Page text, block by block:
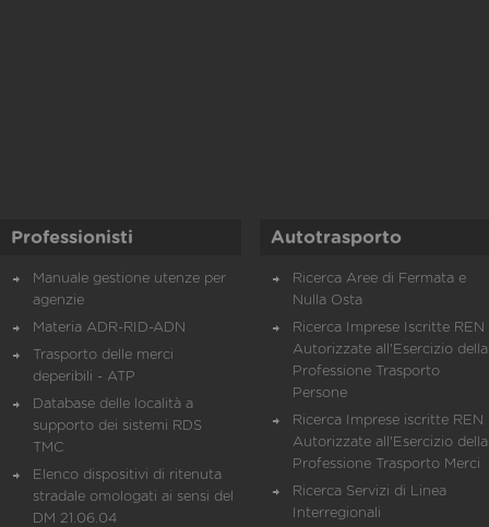
Professionisti
Manuale gestione utenze per
agenzie
Materia ADR-RID-ADN
Trasporto delle merci
deperibili - ATP
Database delle località a
supporto dei sistemi RDS
TMC
Elenco dispositivi di ritenuta
stradale omologati ai sensi del
DM 21.06.04
Autotrasporto
Ricerca Aree di Fermata e
Nulla Osta
Ricerca Imprese Iscritte REN
Autorizzate all'Esercizio della
Professione Trasporto
Persone
Ricerca Imprese iscritte REN
Autorizzate all'Esercizio della
Professione Trasporto Merci
Ricerca Servizi di Linea
Interregionali